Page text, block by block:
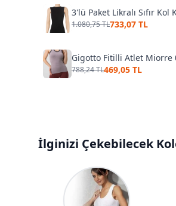
3'lü Paket Likralı Sıfır Kol
1.080,75 TL733,07 TL
Gigotto Fitilli Atlet Miorre
788,24 TL469,05 TL
İlginizi Çekebilecek